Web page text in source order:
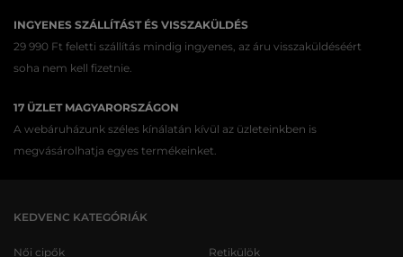
INGYENES SZÁLLÍTÁST ÉS VISSZAKÜLDÉS
29 990 Ft feletti szállítás mindig ingyenes, az áru visszaküldéséért
soha nem kell fizetnie.
17 ÜZLET MAGYARORSZÁGON
A webáruházunk széles kínálatán kívül az üzleteinkben is
megvásárolhatja egyes termékeinket.
KEDVENC KATEGÓRIÁK
Női cipők
Retikülök